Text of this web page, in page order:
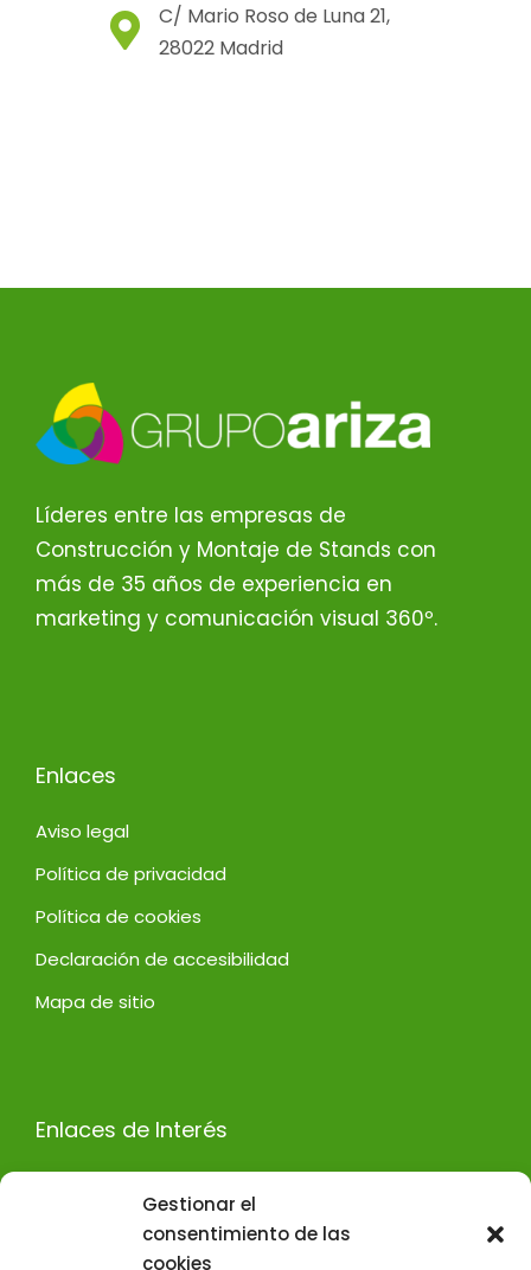
Gestionar el
consentimiento de las
cookies
C/ Mario Roso de Luna 21,
28022 Madrid
Líderes entre las empresas de
Construcción y Montaje de Stands con
más de 35 años de experiencia en
marketing y comunicación visual 360º.
Enlaces
Aviso legal
Política de privacidad
Política de cookies
Declaración de accesibilidad
Mapa de sitio
Enlaces de Interés
Diseño de stands en Madrid